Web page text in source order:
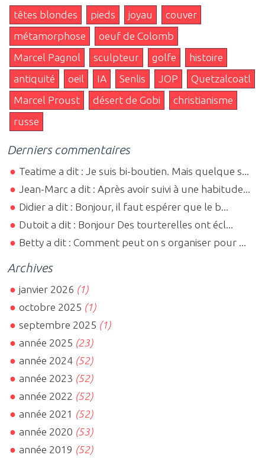
têtes blondes pieds joyau
couver
métamorphose
oeuf de Colomb
Marcel Pagnol
sculpteur golfe
histoire
antiquité
oeil IA Senlis JOP
Quetzalcoatl
Marcel Proust
désert de Gobi
christianisme
russe
Derniers commentaires
Teatime a dit : Je suis bi-boutien. Mais quelque s...
Jean-Marc a dit : Après avoir suivi à une habitude...
Didier a dit : Bonjour, il faut espérer que le b...
Dutoit a dit : Bonjour Des tourterelles ont écl...
Betty a dit : Comment peut on s organiser pour ...
Archives
janvier 2026 (1)
octobre 2025 (1)
septembre 2025 (1)
année 2025 (23)
année 2024 (52)
année 2023 (52)
année 2022 (52)
année 2021 (52)
année 2020 (53)
année 2019 (52)